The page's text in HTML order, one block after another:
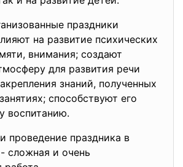
праздники
на развитие психических
внимания; создают
для развития речи
знаний, полученных
способствуют его
воспитанию.
проведение праздника в
сложная и очень